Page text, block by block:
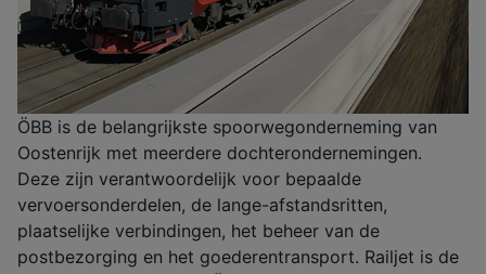
ÖBB is de belangrijkste spoorwegonderneming van
Oostenrijk met meerdere dochterondernemingen.
Deze zijn verantwoordelijk voor bepaalde
vervoersonderdelen, de lange-afstandsritten,
plaatselijke verbindingen, het beheer van de
postbezorging en het goederentransport. Railjet is de